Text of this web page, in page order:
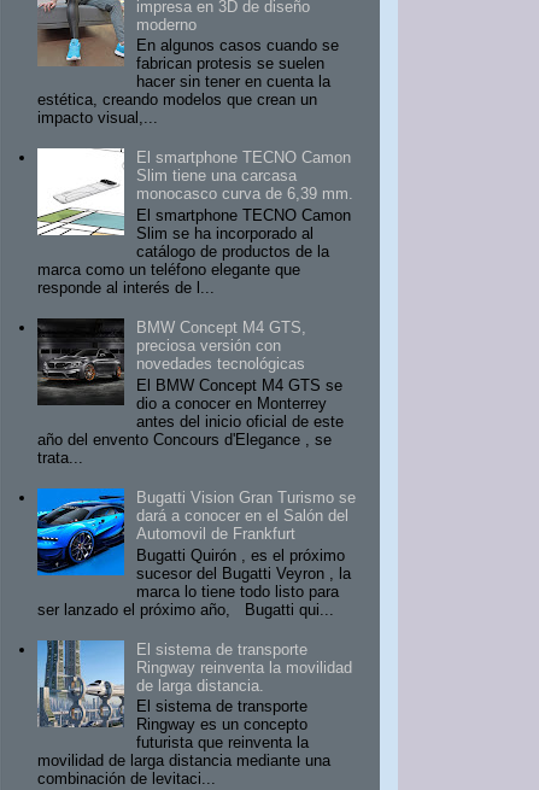
impresa en 3D de diseño
moderno
En algunos casos cuando se
fabrican protesis se suelen
hacer sin tener en cuenta la
estética, creando modelos que crean un
impacto visual,...
El smartphone TECNO Camon
Slim tiene una carcasa
monocasco curva de 6,39 mm.
El smartphone TECNO Camon
Slim se ha incorporado al
catálogo de productos de la
marca como un teléfono elegante que
responde al interés de l...
BMW Concept M4 GTS,
preciosa versión con
novedades tecnológicas
El BMW Concept M4 GTS se
dio a conocer en Monterrey
antes del inicio oficial de este
año del envento Concours d'Elegance , se
trata...
Bugatti Vision Gran Turismo se
dará a conocer en el Salón del
Automovil de Frankfurt
Bugatti Quirón , es el próximo
sucesor del Bugatti Veyron , la
marca lo tiene todo listo para
ser lanzado el próximo año, Bugatti qui...
El sistema de transporte
Ringway reinventa la movilidad
de larga distancia.
El sistema de transporte
Ringway es un concepto
futurista que reinventa la
movilidad de larga distancia mediante una
combinación de levitaci...